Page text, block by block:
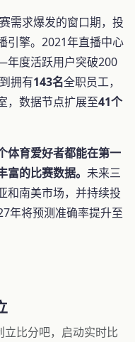
需求爆发的窗口期，投
引擎。2021年直播中心
度活跃用户突破200
拥有143名全职员工，
，数据节点扩展至41个
体育爱好者都能在第一
的比赛数据。 未来三
和南美市场，并持续投
年将预测准确率提升至
比分吧，启动实时比